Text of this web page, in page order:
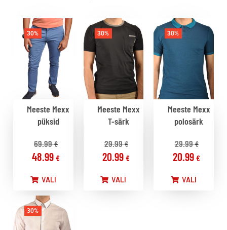
30%
Meeste Mexx
püksid
69.99€
48.99€
VALI
30%
Meeste Mexx
T-särk
29.99€
20.99€
VALI
30%
Meeste Mexx
polosärk
29.99€
20.99€
VALI
30%